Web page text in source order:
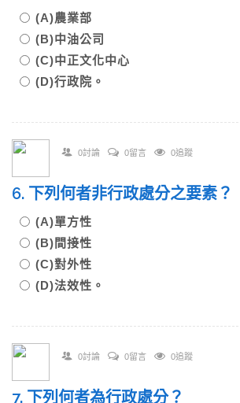
(A)農業部
(B)中油公司
(C)中正文化中心
(D)行政院。
0討論 0留言 0追蹤
6. 下列何者非行政處分之要素？
(A)單方性
(B)間接性
(C)對外性
(D)法效性。
0討論 0留言 0追蹤
7. 下列何者為行政處分？